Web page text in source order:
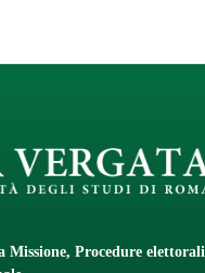
Missione, Procedure elettorali